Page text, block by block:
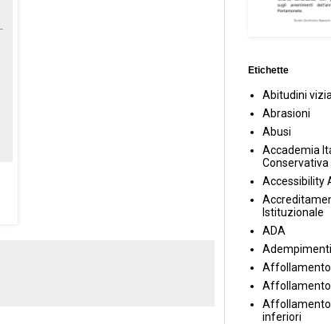
Etichette
Abitudini
Abrasioni
Abusi
Accademia
Conservativa
Accessibility
Istituzionale
ADA
Adempimenti
Affollamento
inferiori